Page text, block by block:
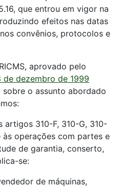
que entrou em vigor na
efeitos nas datas
convênios, protocolos e
aprovado pelo
dezembro de 1999
o assunto abordado
310-F, 310-G, 310-
às operações com partes e
de garantia, conserto,
se:
de máquinas,